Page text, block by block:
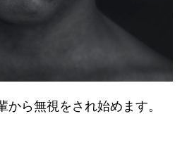
から無視をされ始めます。